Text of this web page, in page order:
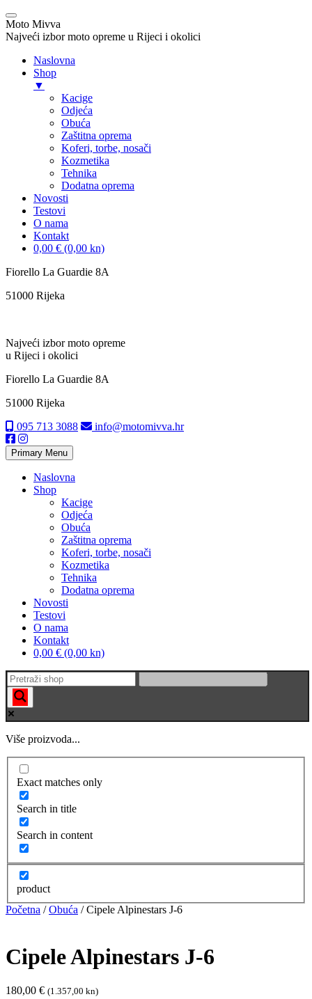
Moto Mivva
Najveći izbor moto opreme u Rijeci i okolici
Naslovna
Shop
▼
Kacige
Odjeća
Obuća
Zaštitna oprema
Koferi, torbe, nosači
Kozmetika
Tehnika
Dodatna oprema
Novosti
Testovi
O nama
Kontakt
0,00 € (0,00 kn)
Skip
content
Fiorello La Guardie 8A
51000 Rijeka
Najveći izbor moto opreme
u Rijeci i okolici
Fiorello La Guardie 8A
51000 Rijeka
095 713 3088
info@motomivva.hr
Primary Menu
Naslovna
Shop
Kacige
Odjeća
Obuća
Zaštitna oprema
Koferi, torbe, nosači
Kozmetika
Tehnika
Dodatna oprema
Novosti
Testovi
O nama
Kontakt
0,00 € (0,00 kn)
Više proizvoda...
Exact matches only
Search in title
Search in content
product
Početna /Obuća / Cipele Alpinestars J-6
Cipele Alpinestars J-6
180,00 € (1.357,00 kn)